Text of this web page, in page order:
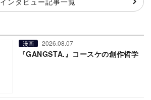
漫画 2026.08.07
『GANGSTA.』コースケの創作哲学